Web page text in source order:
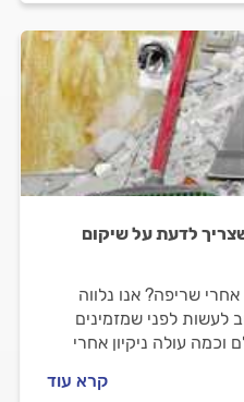
לדעת על שיקום
שריפה? אנו נלווה
לפני שמזמינים
וכמה עולה ניקיון אחרי
קרא עוד